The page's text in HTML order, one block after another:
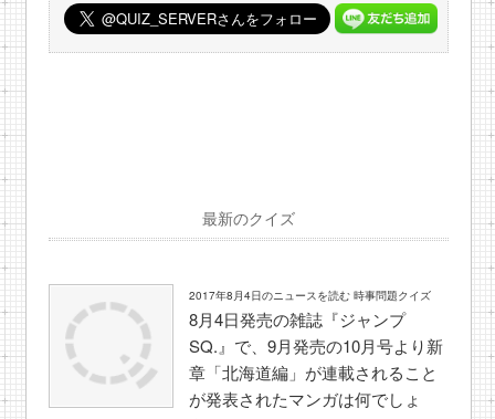
最新のクイズ
2017年8月4日のニュースを読む 時事問題クイズ
8月4日発売の雑誌『ジャンプ
SQ.』で、9月発売の10月号より新
章「北海道編」が連載されること
が発表されたマンガは何でしょ